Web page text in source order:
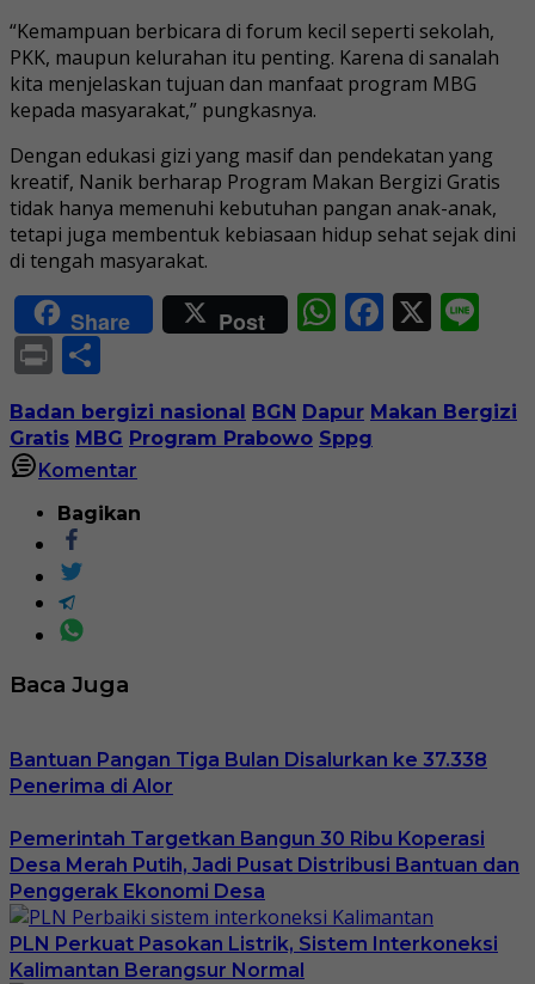
“Kemampuan berbicara di forum kecil seperti sekolah,
PKK, maupun kelurahan itu penting. Karena di sanalah
kita menjelaskan tujuan dan manfaat program MBG
kepada masyarakat,” pungkasnya.
Dengan edukasi gizi yang masif dan pendekatan yang
kreatif, Nanik berharap Program Makan Bergizi Gratis
tidak hanya memenuhi kebutuhan pangan anak-anak,
tetapi juga membentuk kebiasaan hidup sehat sejak dini
di tengah masyarakat.
Share Post WhatsApp
X
Print
Badan bergizi nasional BGN Dapur Makan Bergizi
Gratis MBG Program Prabowo Sppg
Komentar
Bagikan
Baca Juga
Bantuan Pangan Tiga Bulan Disalurkan ke 37.338
Penerima di Alor
Pemerintah Targetkan Bangun 30 Ribu Koperasi
Desa Merah Putih, Jadi Pusat Distribusi Bantuan dan
Penggerak Ekonomi Desa
PLN Perkuat Pasokan Listrik, Sistem Interkoneksi
Kalimantan Berangsur Normal